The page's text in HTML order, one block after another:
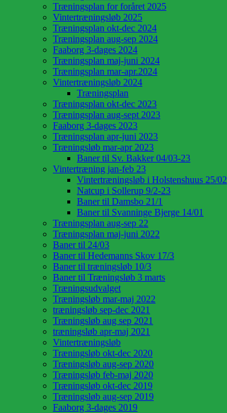
Træningsplan for foråret 2025
Vintertræningsløb 2025
Træningsplan okt-dec 2024
Træningsplan aug-sep 2024
Faaborg 3-dages 2024
Træningsplan maj-juni 2024
Træningsplan mar-apr.2024
Vintertræningsløb 2024
Træningsplan
Træningsplan okt-dec 2023
Træningsplan aug-sept 2023
Faaborg 3-dages 2023
Træningsplan apr-juni 2023
Træningsløb mar-apr 2023
Baner til Sv. Bakker 04/03-23
Vintertræning jan-feb 23
Vintertræningsløb i Holstenshuus 25/02
Natcup i Sollerup 9/2-23
Baner til Damsbo 21/1
Baner til Svanninge Bjerge 14/01
Træningsplan aug-sep 22
Træningsplan maj-juni 2022
Baner til 24/03
Baner til Hedemanns Skov 17/3
Baner til træningsløb 10/3
Baner til Træningsløb 3 marts
Træningsudvalget
Træningsløb mar-maj 2022
træningsløb sep-dec 2021
Træningsløb aug sep 2021
træningsløb apr-maj 2021
Vintertræningsløb
Træningsløb okt-dec 2020
Træningsløb aug-sep 2020
Træningsløb feb-maj 2020
Træningsløb okt-dec 2019
Træningsløb aug-sep 2019
Faaborg 3-dages 2019